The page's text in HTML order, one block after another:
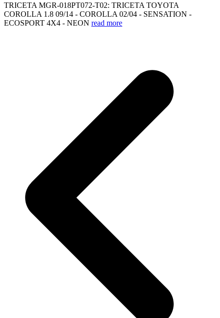
TRICETA MGR-018PT072-T02: TRICETA TOYOTA
COROLLA 1.8 09/14 - COROLLA 02/04 - SENSATION -
ECOSPORT 4X4 - NEON read more